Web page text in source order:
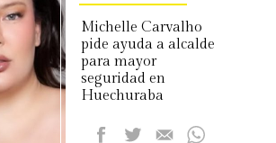
Michelle Carvalho
pide ayuda a alcalde
para mayor
seguridad en
Huechuraba